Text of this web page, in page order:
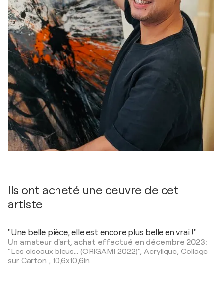
Ils ont acheté une oeuvre de cet
artiste
"Une belle pièce, elle est encore plus belle en vrai !"
Un amateur d'art, achat effectué en décembre 2023:
"Les oiseaux bleus... (ORIGAMI 2022)",Acrylique, Collage
sur Carton , 10,6x10,6in